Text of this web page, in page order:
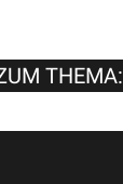
THEMA: